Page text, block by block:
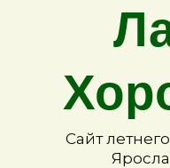
Сайт